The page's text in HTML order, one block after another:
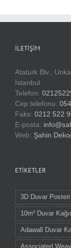
İLETIŞIM
Atatürk Blv.,
İstanbul
Telefon:
Cep telefonu:
Faks: 0212 522
E-posta:
Web: Şahin
ETIKETLER
3D Duvar Posteri
10m² Duvar
Adawall Duvar
Associated